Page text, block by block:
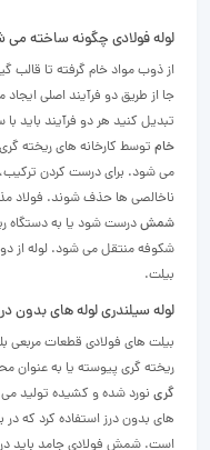
لوله فولادی چگونه ساخته می
از ذوب مواد خام گرفته تا قالب
جا از طریق دو فرآیند اصلی
تبدیل کنید هر دو فرآیند باید
خام توسط کارخانه های ریخته
می شود. برای درست کردن
ناخالصی ها حذف شوند. فولاد
شمشدرست شود یا به دستگاه
شکوفه منتقل می شود. لوله از
بیلت.
لوله سیلندری لوله های بدون
بیلت های فولادی قطعات مربعی
ریخته گری پیوسته یا به
گری نورد شده و کشیده تولید
های بدون درز استفاده کرد که
است. شمش فولادی جامد باید